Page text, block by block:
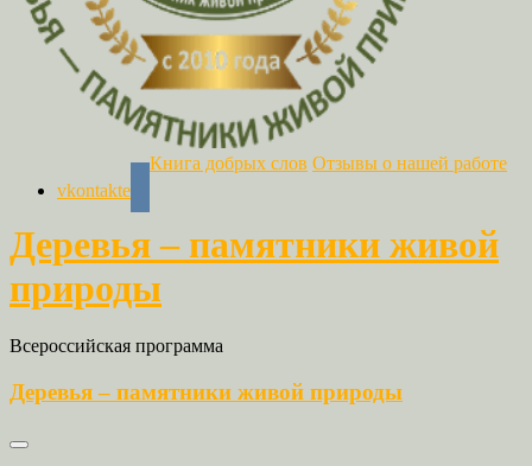
vkontakte
Книга добрых слов Отзывы о нашей работе
Деревья – памятники живой
природы
Всероссийская программа
Деревья – памятники живой природы